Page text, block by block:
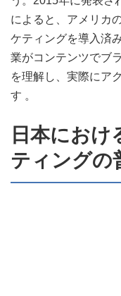
によると、アメリカ
ケティングを導入済
業がコンテンツでブ
を理解し、実際にア
す 。
日本におけ
ティングの